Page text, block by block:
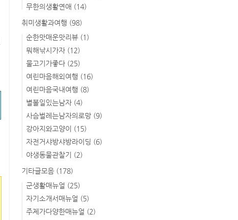
무한의생활연애 (14)
취미생활과여행 (98)
순한맛매운맛리뷰 (1)
뭐해낚시가자 (12)
물고기가좋다 (25)
여린마음해외여행 (16)
여린마음국내여행 (8)
별볼일있는남자 (4)
사슴벌레는남자의로망 (9)
강아지와고양이 (15)
자전거샤방샤방라이딩 (6)
야생동물관찰기 (2)
기타글모음 (178)
군생활매뉴얼 (25)
자기소개서매뉴얼 (5)
주제가다양한매뉴얼 (2)